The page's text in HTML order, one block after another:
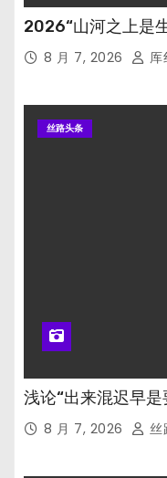
2026“山河之上是
8 月 7, 2026 厍
丝路头条
浅论“出来混迟早
8 月 7, 2026 丝